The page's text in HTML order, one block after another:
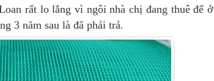
rất lo lắng vì ngôi nhà chị đang thuê để ở
3 năm sau là đã phải trả.